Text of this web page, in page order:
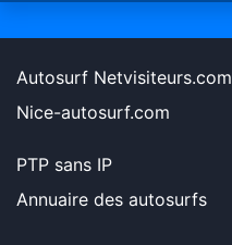
Autosurf Netvisiteurs.com
Nice-autosurf.com
PTP sans IP
Annuaire des autosurfs